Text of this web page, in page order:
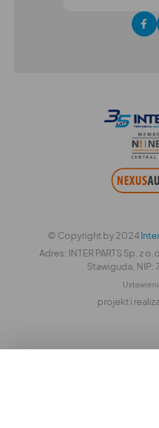
© Copyright by 2024
Adres: INTER PARTS Sp. z
Stawiguda,
projekt i